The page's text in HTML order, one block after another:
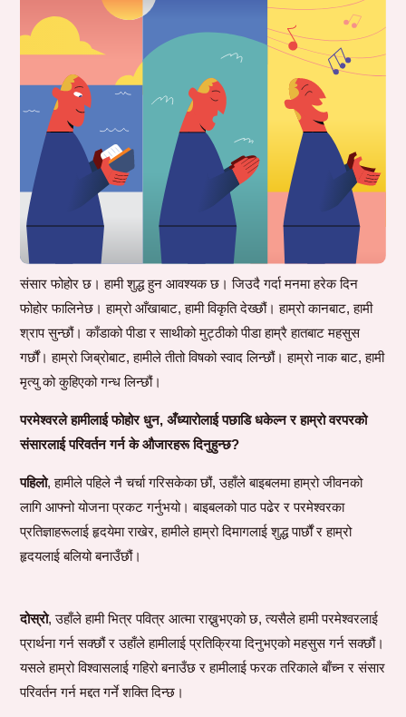
संसार फोहोर छ। हामी शुद्ध हुन आवश्यक छ। जिउदै गर्दा मनमा हरेक दिन
फोहोर फालिनेछ। हाम्रो आँखाबाट, हामी विकृति देख्छौं। हाम्रो कानबाट, हामी
श्राप सुन्छौं। काँडाको पीडा र साथीको मुट्ठीको पीडा हाम्रै हातबाट महसुस
गर्छौं। हाम्रो जिब्रोबाट, हामीले तीतो विषको स्वाद लिन्छौं। हाम्रो नाक बाट, हामी
मृत्यु को कुहिएको गन्ध लिन्छौं।
परमेश्वरले हामीलाई फोहोर धुन, अँध्यारोलाई पछाडि धकेल्न र हाम्रो वरपरको
संसारलाई परिवर्तन गर्न के औजारहरू दिनुहुन्छ?
पहिलो, हामीले पहिले नै चर्चा गरिसकेका छौं, उहाँले बाइबलमा हाम्रो जीवनको
लागि आफ्नो योजना प्रकट गर्नुभयो। बाइबलको पाठ पढेर र परमेश्वरका
प्रतिज्ञाहरूलाई हृदयेमा राखेर, हामीले हाम्रो दिमागलाई शुद्ध पार्छौं र हाम्रो
हृदयलाई बलियो बनाउँछौं।
दोस्रो, उहाँले हामी भित्र पवित्र आत्मा राख्नुभएको छ, त्यसैले हामी परमेश्वरलाई
प्रार्थना गर्न सक्छौं र उहाँले हामीलाई प्रतिक्रिया दिनुभएको महसुस गर्न सक्छौं।
यसले हाम्रो विश्वासलाई गहिरो बनाउँछ र हामीलाई फरक तरिकाले बाँच्न र संसार
परिवर्तन गर्न मद्दत गर्ने शक्ति दिन्छ।